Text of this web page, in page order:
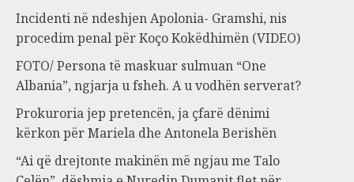
Incidenti në ndeshjen Apolonia- Gramshi, nis
procedim penal për Koço Kokëdhimën (VIDEO)
FOTO/ Persona të maskuar sulmuan “One
Albania”, ngjarja u fsheh. A u vodhën serverat?
Prokuroria jep pretencën, ja çfarë dënimi
kërkon për Mariela dhe Antonela Berishën
“Ai që drejtonte makinën më ngjau me Talo